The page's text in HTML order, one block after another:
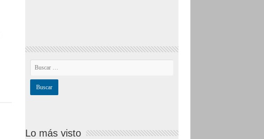
Lo más visto